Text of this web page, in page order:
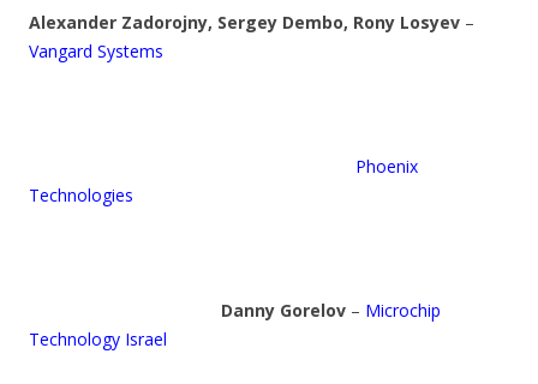
Alexander Zadorojny, Sergey Dembo, Rony Losyev –
Vangard Systems
Phoenix
Technologies
Danny Gorelov – Microchip
Technology Israel